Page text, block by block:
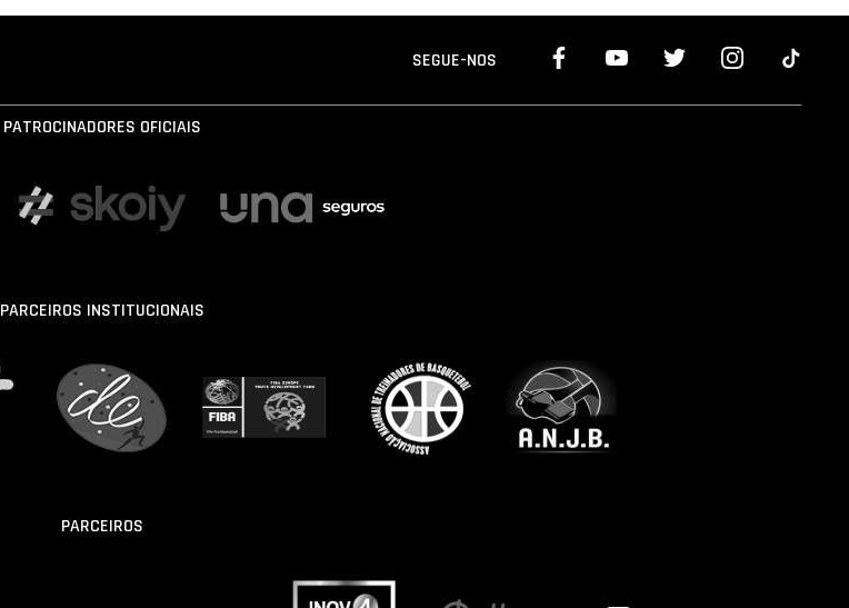
SEGUE-NOS
PATROCINADORES OFICIAIS
PARCEIROS INSTITUCIONAIS
PARCEIROS